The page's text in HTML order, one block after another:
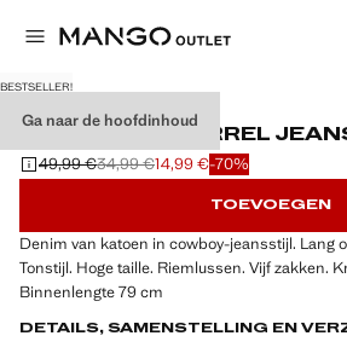
Ga naar de hoofdinhoud
BESTSELLER!
HIGH-WAIST BARREL
Oorspronkelijke prijs doorgehaald [49,99 € ]
49,99 €
Tweede prijs doorgehaald [34,99 € ]
34,99 €
Huidige prijs [14,99 € ]14,99 €-70%
Kies een kleur
TOEVOEGEN
Denim van katoen in cowboy-jeansstijl. Lang
Tonstijl. Hoge taille. Riemlussen. Vijf zakken.
Binnenlengte 79 cm
DETAILS, SAMENSTELLING EN